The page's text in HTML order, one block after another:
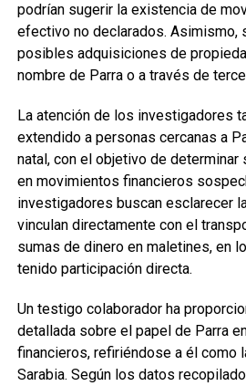
podrían sugerir la existencia de
efectivo no declarados. Asimismo,
posibles adquisiciones de
nombre de Parra o a través de
La atención de los investigadores
extendido a personas cercanas a
natal, con el objetivo de determinar
en movimientos financieros
investigadores buscan esclarecer
vinculan directamente con el
sumas de dinero en maletines, en
tenido participación directa.
Un testigo colaborador ha
detallada sobre el papel de Parra
financieros, refiriéndose a él como
Sarabia. Según los datos